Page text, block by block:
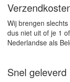
Wij brengen
dus niet uit of je 1
Nederlandse als
Snel geleverd